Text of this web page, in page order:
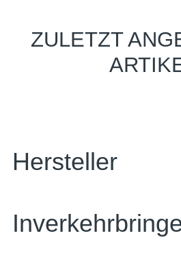
ZULETZT
Hersteller